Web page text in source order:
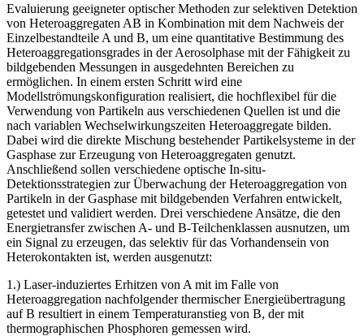
Evaluierung geeigneter optischer Methoden zur selektiven Detektion
von Heteroaggregaten AB in Kombination mit dem Nachweis der
Einzelbestandteile A und B, um eine quantitative Bestimmung des
Heteroaggregationsgrades in der Aerosolphase mit der Fähigkeit zu
bildgebenden Messungen in ausgedehnten Bereichen zu
ermöglichen. In einem ersten Schritt wird eine
Modellströmungskonfiguration realisiert, die hochflexibel für die
Verwendung von Partikeln aus verschiedenen Quellen ist und die
nach variablen Wechselwirkungszeiten Heteroaggregate bilden.
Dabei wird die direkte Mischung bestehender Partikelsysteme in der
Gasphase zur Erzeugung von Heteroaggregaten genutzt.
Anschließend sollen verschiedene optische In-situ-
Detektionsstrategien zur Überwachung der Heteroaggregation von
Partikeln in der Gasphase mit bildgebenden Verfahren entwickelt,
getestet und validiert werden. Drei verschiedene Ansätze, die den
Energietransfer zwischen A- und B-Teilchenklassen ausnutzen, um
ein Signal zu erzeugen, das selektiv für das Vorhandensein von
Heterokontakten ist, werden ausgenutzt:
1.) Laser-induziertes Erhitzen von A mit im Falle von
Heteroaggregation nachfolgender thermischer Energieübertragung
auf B resultiert in einem Temperaturanstieg von B, der mit
thermographischen Phosphoren gemessen wird.